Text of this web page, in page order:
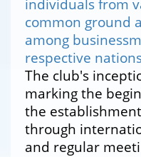
individuals from
common ground
among
respective
The club's
marking the
the
through
and regular